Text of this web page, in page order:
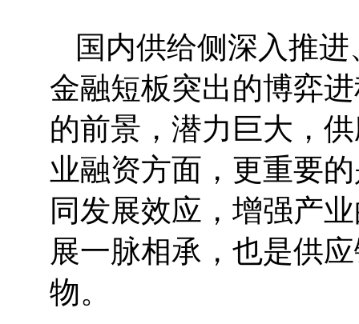
国内供给侧深入推
金融短板突出的博弈
的前景，潜力巨大，
业融资方面，更重要
同发展效应，增强产
展一脉相承，也是供
物。